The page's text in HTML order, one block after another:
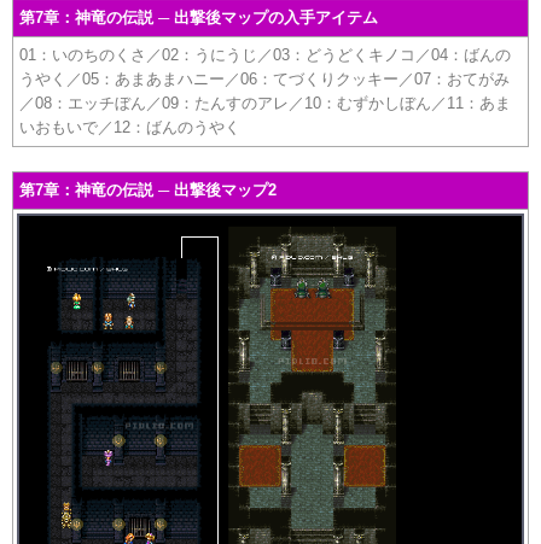
第7章：神竜の伝説 ─ 出撃後マップの入手アイテム
01：いのちのくさ／02：うにうじ／03：どうどくキノコ／04：ばんの
うやく／05：あまあまハニー／06：てづくりクッキー／07：おてがみ
／08：エッチぼん／09：たんすのアレ／10：むずかしぼん／11：あま
いおもいで／12：ばんのうやく
第7章：神竜の伝説 ─ 出撃後マップ2